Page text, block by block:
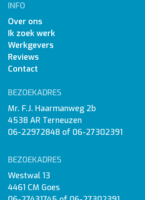
INFO
Over ons
Ik zoek werk
Werkgevers
Reviews
Contact
BEZOEKADRES
Mr. F.J. Haarmanweg 2b
4538 AR Terneuzen
06-22972848 of 06-27302391
BEZOEKADRES
Westwal 13
4461 CM Goes